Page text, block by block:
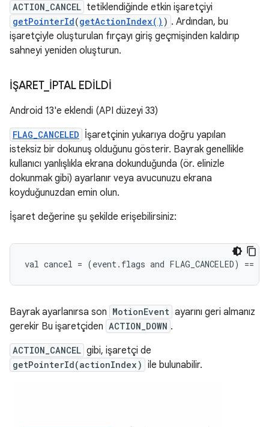
ACTION_CANCEL tetiklendiğinde etkin işaretçiyi
getPointerId(getActionIndex() ) . Ardından, bu
işaretçiyle oluşturulan fırçayı giriş geçmişinden kaldırıp
sahneyi yeniden oluşturun.
İŞARET_ İPTAL EDİLDİ
Android 13'e eklendi (API düzeyi 33)
FLAG_CANCELED İşaretçinin yukarıya doğru yapılan
isteksiz bir dokunuş olduğunu gösterir. Bayrak genellikle
kullanıcı yanlışlıkla ekrana dokunduğunda (ör. elinizle
dokunmak gibi) ayarlanır veya avucunuzu ekrana
koyduğunuzdan emin olun.
İşaret değerine şu şekilde erişebilirsiniz:
Bayrak ayarlanırsa son MotionEvent ayarını geri almanız
gerekir Bu işaretçiden ACTION_DOWN .
ACTION_CANCEL gibi, işaretçi de
getPointerId(actionIndex) ile bulunabilir.